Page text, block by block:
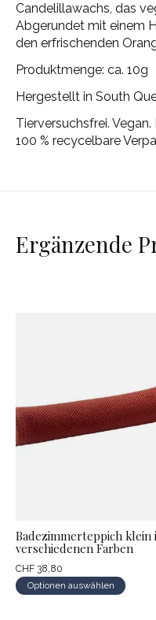
Candelillawachs, das
Abgerundet mit einem
den erfrischenden
Produktmenge: ca. 10g
Hergestellt in South
Tierversuchsfrei.
100 % recycelbare
Ergänzende
Badezimmerteppich klein
verschiedenen Farben
CHF 38,80
Optionen auswählen